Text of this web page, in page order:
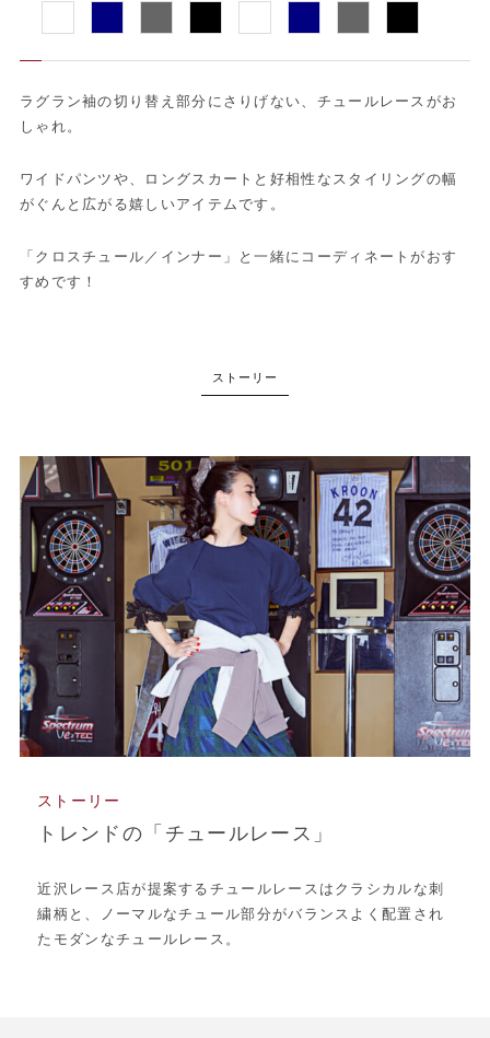
ラグラン袖の切り替え部分にさりげない、チュールレースがお
しゃれ。
ワイドパンツや、ロングスカートと好相性なスタイリングの幅
がぐんと広がる嬉しいアイテムです。
「クロスチュール／インナー」と一緒にコーディネートがおす
すめです！
ストーリー
トレンドの「チュールレース」
ストーリー
近沢レース店が提案するチュールレースはクラシカルな刺
繍柄と、ノーマルなチュール部分がバランスよく配置され
たモダンなチュールレース。